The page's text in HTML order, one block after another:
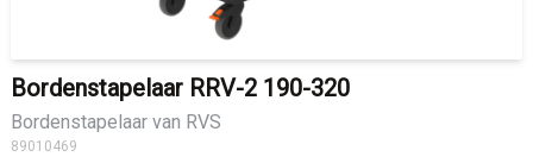
Bordenstapelaar RRV-2 190-320
Bordenstapelaar van RVS
89010469